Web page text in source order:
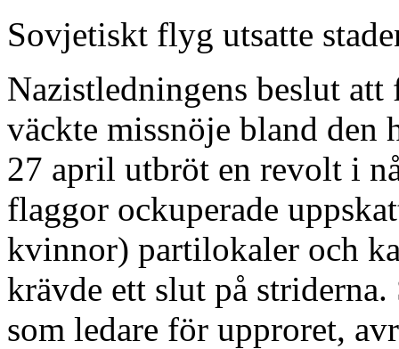
Sovjetiskt flyg utsatte
Nazistledningens beslut
väckte missnöje bland den
27 april utbröt en revolt i
flaggor ockuperade
kvinnor) partilokaler och
krävde ett slut på
som ledare för upproret,